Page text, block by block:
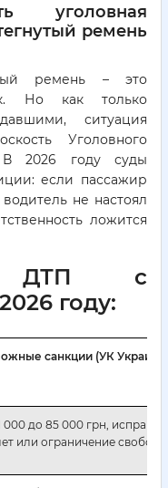
ремень
ремень – это
Но как только
ситуация
Уголовного
В 2026 году суды
если пассажир
не настоял
ложится
ДТП с
году:
санкции (УК
000 до 85 000 грн,
или ограничение свободы